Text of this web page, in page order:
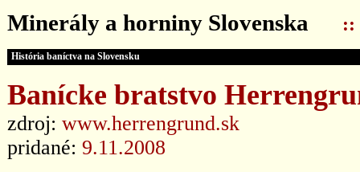
Minerály a horniny Slovenska ::
História baníctva na Slovensku
Banícke bratstvo
zdroj: www.herrengrund.sk
pridané: 9.11.2008